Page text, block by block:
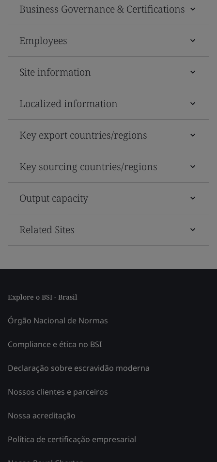
Business Governance & Certifications
Employees
Site information
Localized information
Key export countries/regions
Key sourcing countries/regions
Output capacity
Related Sites
Explore o BSI - Brasil
Órgão Nacional de Normas
Compliance e ética no BSI
Declaração sobre escravidão moderna
Nossos clientes e parceiros
Nossa acreditação
Política de certificação empresarial